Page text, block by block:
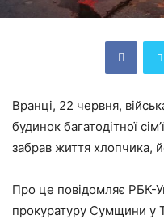
Вранці, 22 червня,
будинок багатодітної
забрав життя хлопчика,
Про це повідомляє РБК-
прокуратуру Сумщини у